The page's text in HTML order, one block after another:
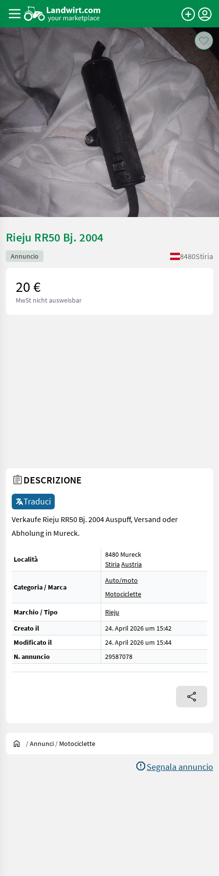
Rieju RR50 Bj. 2004
Annuncio 8480Stiria
20 €
MwSt nicht ausweisbar
DESCRIZIONE
Traduci
Verkaufe Rieju RR50 Bj. 2004 Auspuff, Versand oder
Abholung in Mureck.
Località
8480 Mureck
Stiria Austria
Categoria / Marca
Auto/moto
Motociclette
Marchio / Tipo
Rieju
Creato il
24. April 2026 um 15:42
Modificato il
24. April 2026 um 15:44
N. annuncio
29587078
/Annunci / Motociclette
Segnala annuncio